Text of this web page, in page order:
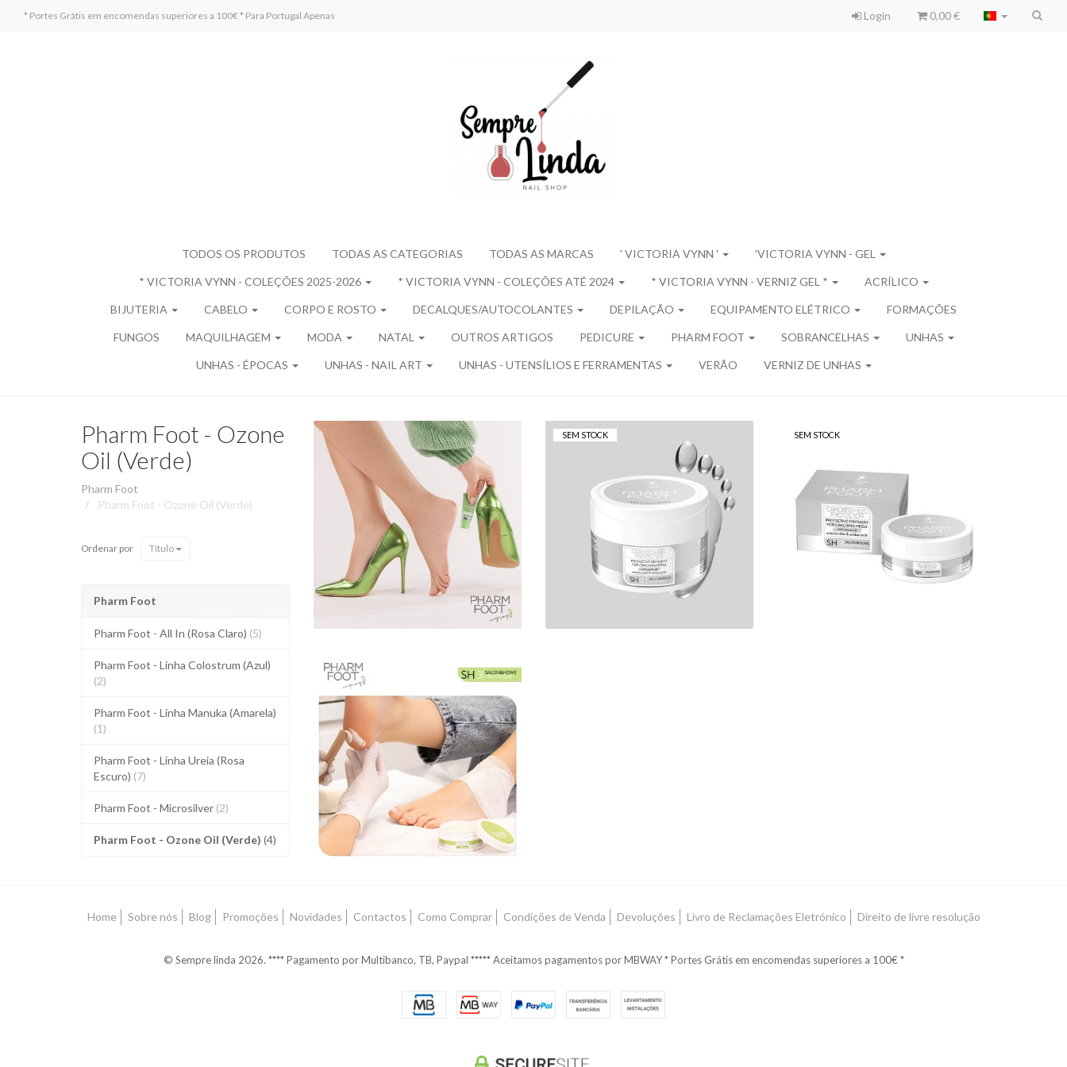
* Portes Grátis em encomendas superiores a 100€ * Para Portugal Apenas Login 0,00 €
TODOS OS PRODUTOS TODAS AS CATEGORIAS TODAS AS MARCAS ' VICTORIA VYNN ' 'VICTORIA VYNN - GEL
* VICTORIA VYNN - COLEÇÕES 2025-2026 * VICTORIA VYNN - COLEÇÕES ATÉ 2024 * VICTORIA VYNN - VERNIZ GEL * ACRÍLICO
BIJUTERIA CABELO CORPO E ROSTO DECALQUES/AUTOCOLANTES DEPILAÇÃO EQUIPAMENTO ELÉTRICO FORMAÇÕES
FUNGOS MAQUILHAGEM MODA NATAL OUTROS ARTIGOS PEDICURE PHARM FOOT SOBRANCELHAS UNHAS
UNHAS - ÉPOCAS UNHAS - NAIL ART UNHAS - UTENSÍLIOS E FERRAMENTAS VERÃO VERNIZ DE UNHAS
Pharm Foot - Ozone
Oil (Verde)
Pharm Foot
Pharm Foot - Ozone Oil (Verde)
Ordenar por Título
Pharm Foot
Pharm Foot - All In (Rosa Claro) (5)
Pharm Foot - Linha Colostrum (Azul)
(2)
Pharm Foot - Linha Manuka (Amarela)
(1)
Pharm Foot - Linha Ureia (Rosa
Escuro) (7)
Pharm Foot - Microsilver (2)
Pharm Foot - Ozone Oil (Verde) (4)
PHARM FOOT -
CRACKED HEEL
PROTECTOR - 20 ML
6,00 €
SEM STOCK
PHARM FOOT OZONE
OIL - CRACKED HEEL
PROTECTOR 200 ML
25,50 €
SEM STOCK
PHARM FOOT OZONE
OIL - CRACKED HEEL
PROTECTOR 75 ML
13,50 €
PHARM FOOT OZONE
OIL - CRACKED HEEL
PROTECTOR 75ML
14,00 €
Home Sobre nós Blog Promoções Novidades Contactos Como Comprar Condições de Venda Devoluções Livro de Reclamações Eletrónico Direito de livre resolução
© Sempre linda 2026. **** Pagamento por Multibanco, TB, Paypal ***** Aceitamos pagamentos por MBWAY * Portes Grátis em encomendas superiores a 100€ *